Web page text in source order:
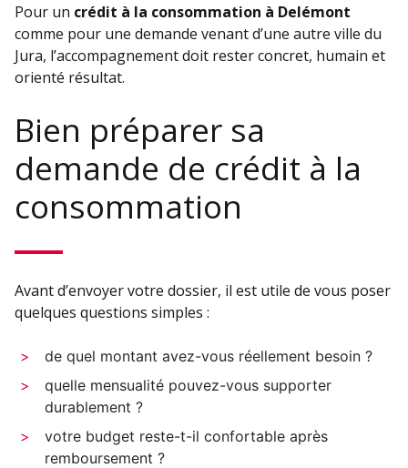
Pour un crédit à la consommation à Delémont
comme pour une demande venant d’une autre ville du
Jura, l’accompagnement doit rester concret, humain et
orienté résultat.
Bien préparer sa
demande de crédit à la
consommation
Avant d’envoyer votre dossier, il est utile de vous poser
quelques questions simples :
de quel montant avez-vous réellement besoin ?
quelle mensualité pouvez-vous supporter
durablement ?
votre budget reste-t-il confortable après
remboursement ?